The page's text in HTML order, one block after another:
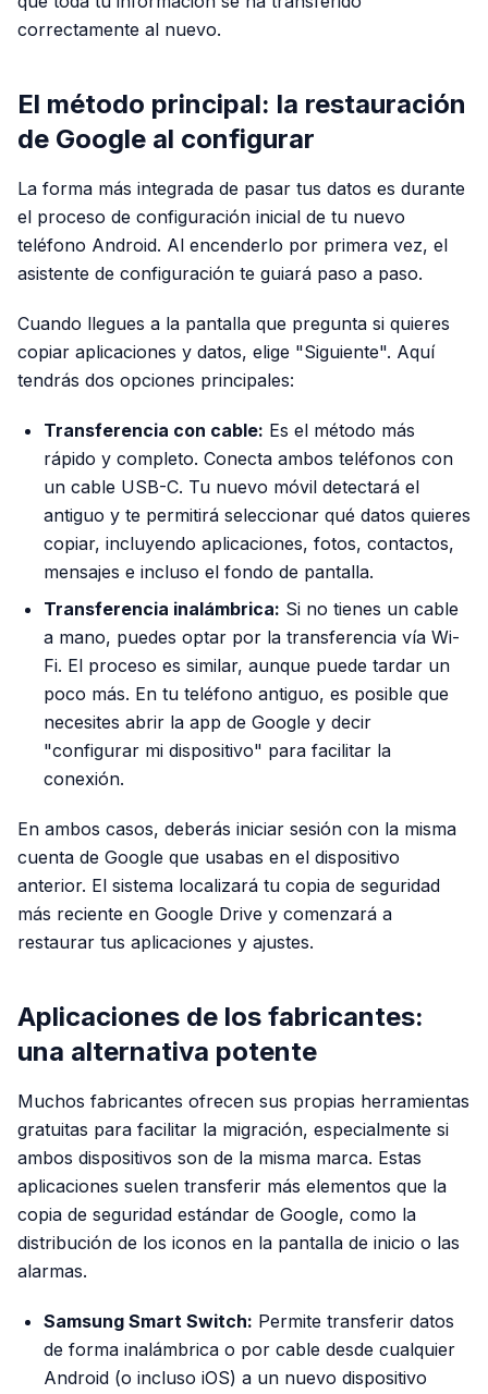
correctamente al nuevo.
El método principal: la restauración
de Google al configurar
La forma más integrada de pasar tus datos es durante
el proceso de configuración inicial de tu nuevo
teléfono Android. Al encenderlo por primera vez, el
asistente de configuración te guiará paso a paso.
Cuando llegues a la pantalla que pregunta si quieres
copiar aplicaciones y datos, elige "Siguiente". Aquí
tendrás dos opciones principales:
Transferencia con cable: Es el método más
rápido y completo. Conecta ambos teléfonos con
un cable USB-C. Tu nuevo móvil detectará el
antiguo y te permitirá seleccionar qué datos quieres
copiar, incluyendo aplicaciones, fotos, contactos,
mensajes e incluso el fondo de pantalla.
Transferencia inalámbrica: Si no tienes un cable
a mano, puedes optar por la transferencia vía Wi-
Fi. El proceso es similar, aunque puede tardar un
poco más. En tu teléfono antiguo, es posible que
necesites abrir la app de Google y decir
"configurar mi dispositivo" para facilitar la
conexión.
En ambos casos, deberás iniciar sesión con la misma
cuenta de Google que usabas en el dispositivo
anterior. El sistema localizará tu copia de seguridad
más reciente en Google Drive y comenzará a
restaurar tus aplicaciones y ajustes.
Aplicaciones de los fabricantes:
una alternativa potente
Muchos fabricantes ofrecen sus propias herramientas
gratuitas para facilitar la migración, especialmente si
ambos dispositivos son de la misma marca. Estas
aplicaciones suelen transferir más elementos que la
copia de seguridad estándar de Google, como la
distribución de los iconos en la pantalla de inicio o las
alarmas.
Samsung Smart Switch: Permite transferir datos
de forma inalámbrica o por cable desde cualquier
Android (o incluso iOS) a un nuevo dispositivo